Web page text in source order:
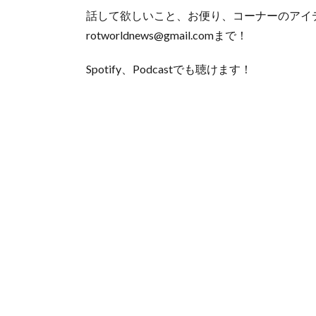
話して欲しいこと、お便り、コーナーのアイ
rotworldnews@gmail.comまで！
Spotify、Podcastでも聴けます！